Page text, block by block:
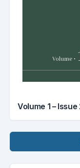
Volume 1 –